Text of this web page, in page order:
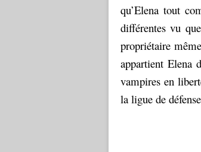
qu’Elena tout
différentes vu
propriétaire
appartient Elena
vampires en
la ligue de